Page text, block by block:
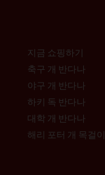
지금 쇼핑하기
축구 개 반다나
야구 개 반다나
하키 독 반다나
대학 개 반다나
해리 포터 개 목걸이